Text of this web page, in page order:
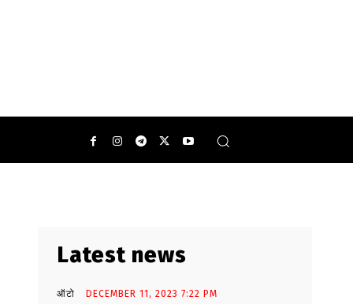
Latest news
ऑटो DECEMBER 11, 2023 7:22 PM